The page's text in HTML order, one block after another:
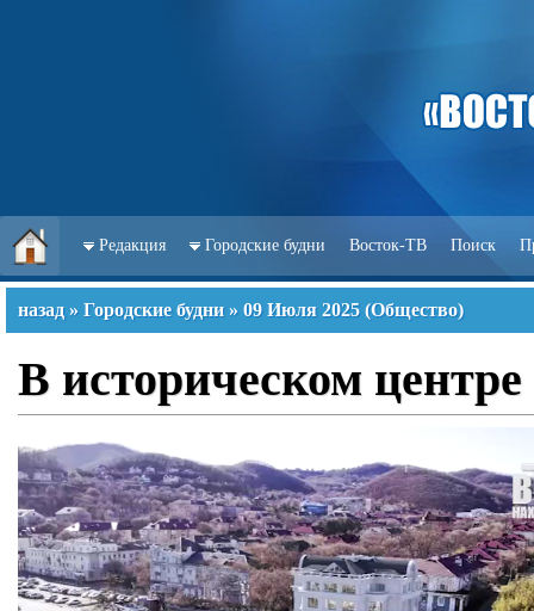
Редакция Городские будни Восток-ТВ Поиск
назад » Городские будни » 09 Июля 2025 (Общество)
В историческом